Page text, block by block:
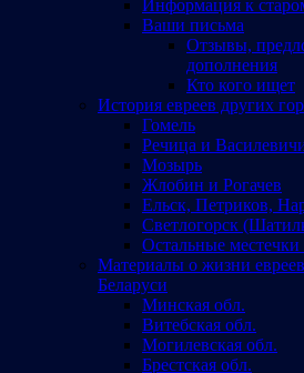
Информация к
Ваши письма
Отзывы,
дополнения
Кто кого ищет
История евреев других
Гомель
Речица и
Мозырь
Жлобин и Рогачев
Ельск, Петриков,
Светлогорск
Остальные местечки
Материалы о жизни
Беларуси
Минская обл.
Витебская обл.
Могилевская обл.
Брестская обл.